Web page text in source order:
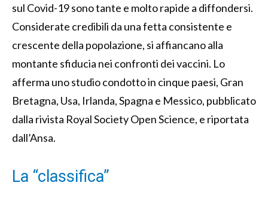
sul Covid-19 sono tante e molto rapide a diffondersi.
Considerate credibili da una fetta consistente e
crescente della popolazione, si affiancano alla
montante sfiducia nei confronti dei vaccini. Lo
afferma uno studio condotto in cinque paesi, Gran
Bretagna, Usa, Irlanda, Spagna e Messico, pubblicato
dalla rivista Royal Society Open Science, e riportata
dall’Ansa.
La “classifica”